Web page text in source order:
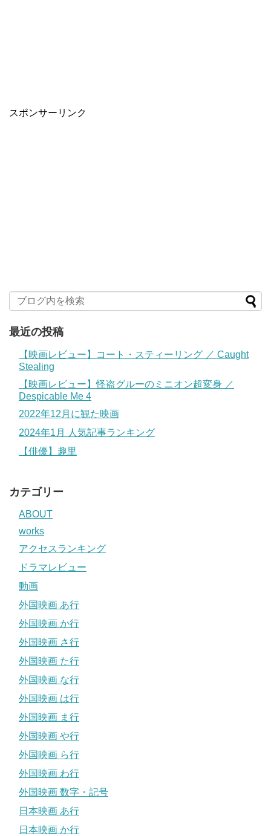
スポンサーリンク
最近の投稿
【映画レビュー】コート・スティーリング ／ Caught
Stealing
【映画レビュー】怪盗グルーのミニオン超変身 ／
Despicable Me 4
2022年12月に観た映画
2024年1月 人気記事ランキング
【俳優】趣里
カテゴリー
ABOUT
works
アクセスランキング
ドラマレビュー
動画
外国映画 あ行
外国映画 か行
外国映画 さ行
外国映画 た行
外国映画 な行
外国映画 は行
外国映画 ま行
外国映画 や行
外国映画 ら行
外国映画 わ行
外国映画 数字・記号
日本映画 あ行
日本映画 か行